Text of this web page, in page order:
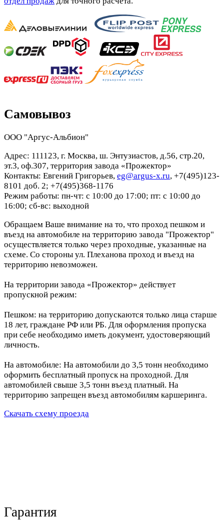
Самовывоз
ООО "Аргус-Альбион"
Адрес: 111123, г. Москва, ш. Энтузиастов, д.56, стр.20,
эт.3, оф.307, территория завода «Прожектор»
Контакты: Евгений Григорьев, eg@argus-x.ru, +7(495)123-
8101 доб. 2; +7(495)368-1176
Режим работы: пн-чт: с 10:00 до 17:00; пт: с 10:00 до
16:00; сб-вс: выходной
Обращаем Ваше внимание на то, что проход пешком и
въезд на автомобиле на территорию завода "Прожектор"
осуществляется только через проходные, указанные на
схеме. Со стороны ул. Плеханова проход и въезд на
территорию невозможен.
На территории завода «Прожектор» действует
пропускной режим:
Пешком: на территорию допускаются только лица старше
18 лет, граждане РФ или РБ. Для оформления пропуска
при себе необходимо иметь документ, удостоверяющий
личность.
На автомобиле: На автомобили до 3,5 тонн необходимо
оформить бесплатный пропуск на проходной. Для
автомобилей свыше 3,5 тонн въезд платный. На
территорию запрещен въезд автомобилям каршеринга.
Скачать схему проезда
Гарантия